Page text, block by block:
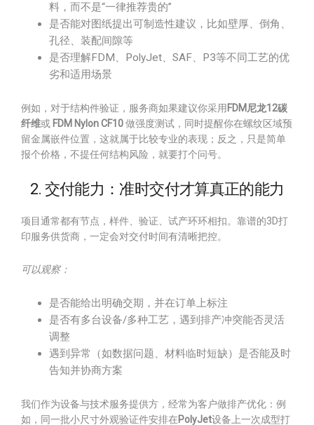
料，而不是“一律推荐贵的”
是否能对图纸提出可制造性建议，比如壁厚、倒角、
孔径、装配间隙等
是否理解FDM、PolyJet、SAF、P3等不同工艺的优
劣和适用场景
例如，对于结构件验证，服务商如果建议你采用 FDM尼龙12碳
纤维或 FDM Nylon CF10做强度测试，同时提醒你在螺纹区域预
留金属嵌件位置，这就属于比较专业的表现；反之，只是简单
报个价格，不提任何结构风险，就要打个问号。
2. 交付能力：准时交付才算真正的能力
项目通常都有节点，样件、验证、试产环环相扣。靠谱的3D打
印服务供货商，一定会对交付时间有清晰把控。
可以观察：
是否能给出明确交期，并在订单上标注
是否有多台设备/多种工艺，遇到排产冲突能否灵活
调整
遇到异常（如数据问题、材料临时短缺）是否能及时
告知并协商方案
我们作为设备与技术服务提供方，经常为客户做排产优化：例
如，同一批小尺寸外观验证件安排在PolyJet设备上一次成型打